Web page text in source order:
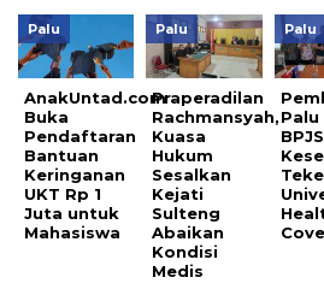
Palu
AnakUntad.com
Buka
Pendaftaran
Bantuan
Keringanan
UKT Rp 1
Juta untuk
Mahasiswa
Palu
Praperadilan
Rachmansyah,
Kuasa
Hukum
Sesalkan
Kejati
Sulteng
Abaikan
Kondisi
Medis
Palu
Palu
BPJS